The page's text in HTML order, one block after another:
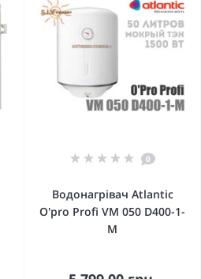
0
Водонагрівач Atlantic
O'pro Profi VM 050 D400-1-
M